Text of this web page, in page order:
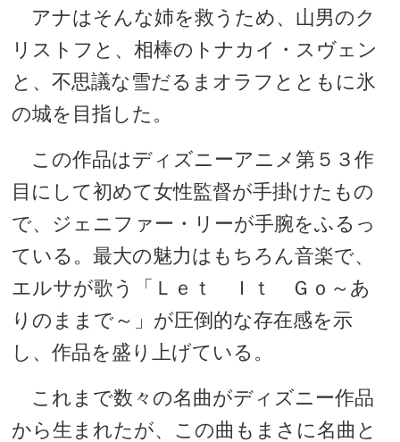
アナはそんな姉を救うため、山男のク
リストフと、相棒のトナカイ・スヴェン
と、不思議な雪だるまオラフとともに氷
の城を目指した。
この作品はディズニーアニメ第５３作
目にして初めて女性監督が手掛けたもの
で、ジェニファー・リーが手腕をふるっ
ている。最大の魅力はもちろん音楽で、
エルサが歌う「Ｌｅｔ Ｉｔ Ｇｏ～あ
りのままで～」が圧倒的な存在感を示
し、作品を盛り上げている。
これまで数々の名曲がディズニー作品
から生まれたが、この曲もまさに名曲と